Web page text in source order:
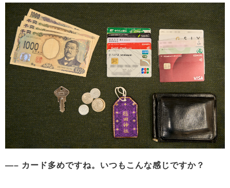
—– カード多めですね。いつもこんな感じですか？